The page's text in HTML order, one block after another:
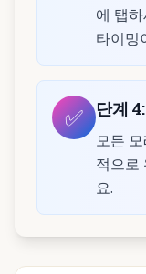
에 탭
타이밍
✅ 단계 4:
모든
적으로
요.